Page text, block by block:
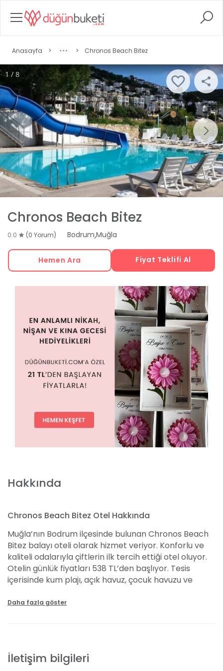
Anasayfa > > Chronos Beach Bitez
1 / 8
Chronos Beach Bitez
0.0 (0 Yorum) Bodrum,Muğla
Hemen Ara Fiyat Teklifi Al
Hakkında
Chronos Beach Bitez Otel Hakkında
Muğla’nın Bodrum ilçesinde bulunan Chronos Beach
Bitez balayı oteli olarak hizmet veriyor. Konforlu ve
kaliteli odalarıyla çiftlerin ilk tercih ettiği otel oluyor.
Otelin günlük fiyatları 538 TL’den başlıyor. Tesis
içerisinde kum plajı, açık havuz, çocuk havuzu ve
banyo/kozmetik ürünleri, saç kurutma makinesi, özel
temizleme ve günlük kat hizmetini
Daha fazla göster
İletişim bilgileri